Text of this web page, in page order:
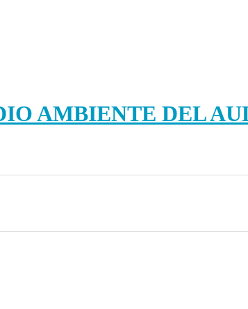
AMBIENTE DEL